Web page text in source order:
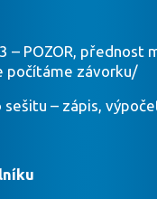
– POZOR, přednost
počítáme závorku/
sešitu – zápis,